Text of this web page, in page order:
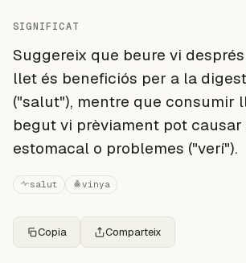
SIGNIFICAT
Suggereix que beure vi
llet és beneficiós per a la
("salut"), mentre que consumir
begut vi prèviament pot
estomacal o problemes ("verí").
salut vinya
Copia Comparteix